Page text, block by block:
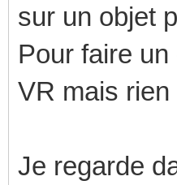
sur un objet
Pour faire
VR mais
Je regarde